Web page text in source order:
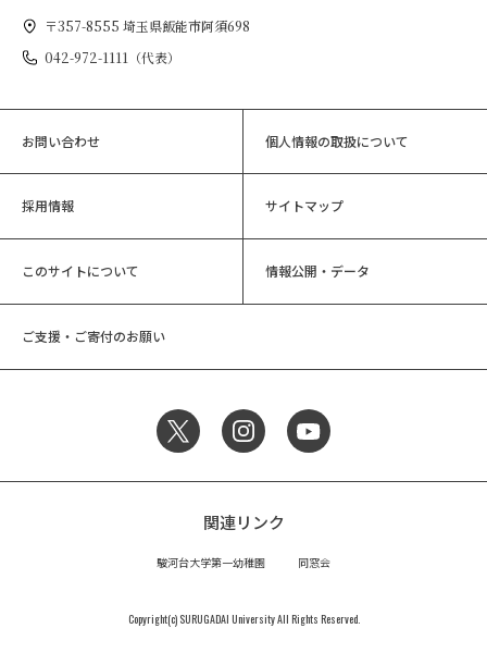
〒357-8555 埼玉県飯能市阿須698
042-972-1111（代表）
お問い合わせ 個人情報の取扱について
採用情報 サイトマップ
このサイトについて 情報公開・データ
ご支援・ご寄付のお願い
関連リンク
駿河台大学第一幼稚園 同窓会
Copyright(c) SURUGADAI University All Rights Reserved.